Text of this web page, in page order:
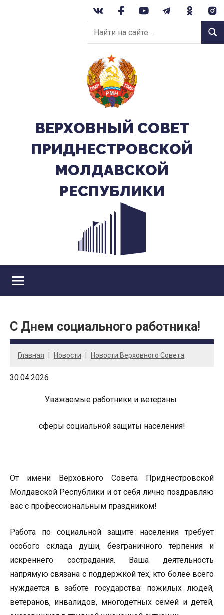
Найти
на
сайте:
ВЕРХОВНЫЙ CОВЕТ
ПРИДНЕСТРОВСКОЙ
МОЛДАВСКОЙ
РЕСПУБЛИКИ
С Днем социального работника!
Главная Новости Новости Верховного Совета
30.04.2026
Уважаемые работники и ветераны
сферы социальной защиты населения!
От имени Верховного Совета Приднестровской
Молдавской Республики и от себя лично поздравляю
вас с профессиональным праздником!
Работа по социальной защите населения требует
особого склада души, безграничного терпения и
искреннего сострадания. Ваша деятельность
напрямую связана с поддержкой тех, кто более всего
нуждается в заботе государства: пожилых людей,
ветеранов, инвалидов, многодетных семей и детей,